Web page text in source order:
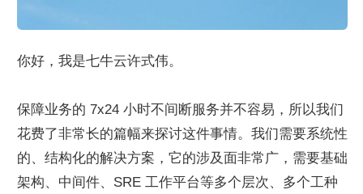
你好，我是七牛云许式伟。
保障业务的 7x24 小时不间断服务并不容易，所以我们
花费了非常长的篇幅来探讨这件事情。我们需要系统性
的、结构化的解决方案，它的涉及面非常广，需要基础
架构、中间件、SRE 工作平台等多个层次、多个工种